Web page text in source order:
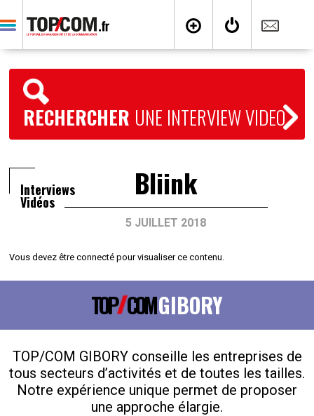
RECHERCHER UNE INTERVIEW VIDEO
Interviews
Vidéos Bliink
5 JUILLET 2018
Vous devez être connecté pour visualiser ce contenu.
TOP COMGIBORY
TOP/COM GIBORY conseille les entreprises de
tous secteurs d’activités et de toutes les tailles.
Notre expérience unique permet de proposer
une approche élargie.